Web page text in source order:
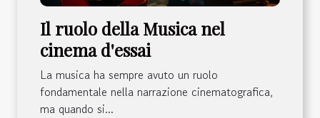
Il ruolo della Musica nel
cinema d'essai
La musica ha sempre avuto un ruolo
fondamentale nella narrazione cinematografica,
ma quando si...